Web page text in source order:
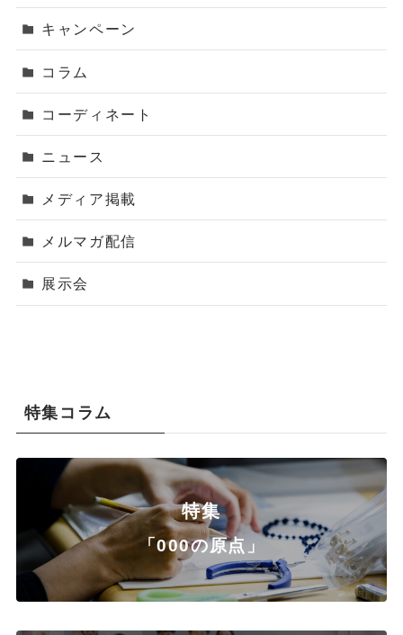
キャンペーン
コラム
コーディネート
ニュース
メディア掲載
メルマガ配信
展示会
特集コラム
特集
「000の原点」